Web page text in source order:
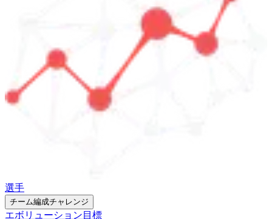
選手
チーム編成チャレンジ
エボリューション 目標